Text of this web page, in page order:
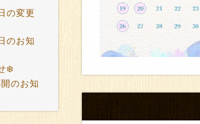
の変更
のお知
❄️
のお知